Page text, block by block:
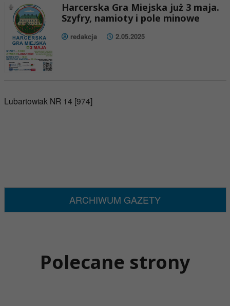
Harcerska Gra Miejska już 3 maja.
Szyfry, namioty i pole minowe
redakcja 2.05.2025
Lubartowiak NR 14 [974]
ARCHIWUM GAZETY
Polecane strony